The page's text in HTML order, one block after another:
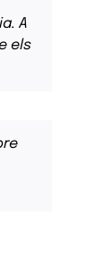
A
els